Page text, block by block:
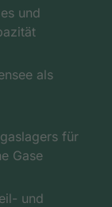
und
als
für
Gase
und